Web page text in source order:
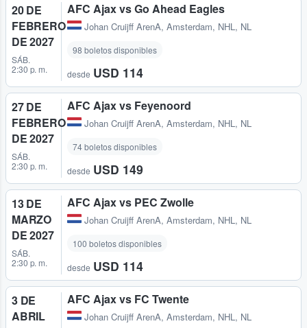
20 DE
FEBRERO
DE 2027
SÁB.
2:30 p. m.
AFC Ajax vs Go Ahead Eagles
Johan Cruijff ArenA, Amsterdam, NHL, NL
98 boletos disponibles
desde USD 114
27 DE
FEBRERO
DE 2027
SÁB.
2:30 p. m.
AFC Ajax vs Feyenoord
Johan Cruijff ArenA, Amsterdam, NHL, NL
74 boletos disponibles
desde USD 149
13 DE
MARZO
DE 2027
SÁB.
2:30 p. m.
AFC Ajax vs PEC Zwolle
Johan Cruijff ArenA, Amsterdam, NHL, NL
100 boletos disponibles
desde USD 114
3 DE
ABRIL
AFC Ajax vs FC Twente
Johan Cruijff ArenA, Amsterdam, NHL, NL